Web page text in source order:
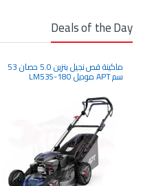
Deals of the Day
ماكينة قص نجيل بنزين 5.0 حصان 53
سم APT موديل LM53S-180